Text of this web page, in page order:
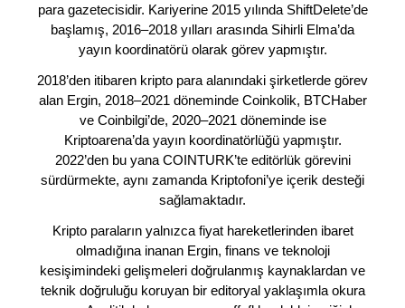
para gazetecisidir. Kariyerine 2015 yılında ShiftDelete’de
başlamış, 2016–2018 yılları arasında Sihirli Elma’da
yayın koordinatörü olarak görev yapmıştır.
2018’den itibaren kripto para alanındaki şirketlerde görev
alan Ergin, 2018–2021 döneminde Coinkolik, BTCHaber
ve Coinbilgi’de, 2020–2021 döneminde ise
Kriptoarena’da yayın koordinatörlüğü yapmıştır.
2022’den bu yana COINTURK’te editörlük görevini
sürdürmekte, aynı zamanda Kriptofoni’ye içerik desteği
sağlamaktadır.
Kripto paraların yalnızca fiyat hareketlerinden ibaret
olmadığına inanan Ergin, finans ve teknoloji
kesişimindeki gelişmeleri doğrulanmış kaynaklardan ve
teknik doğruluğu koruyan bir editoryal yaklaşımla okura